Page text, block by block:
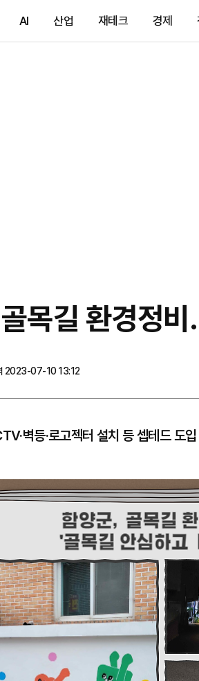
AI 산업 재테크 경제
목길 환경정
2023-07-10 13:12
벽등·로고젝터 설치 등 셉테드 도입